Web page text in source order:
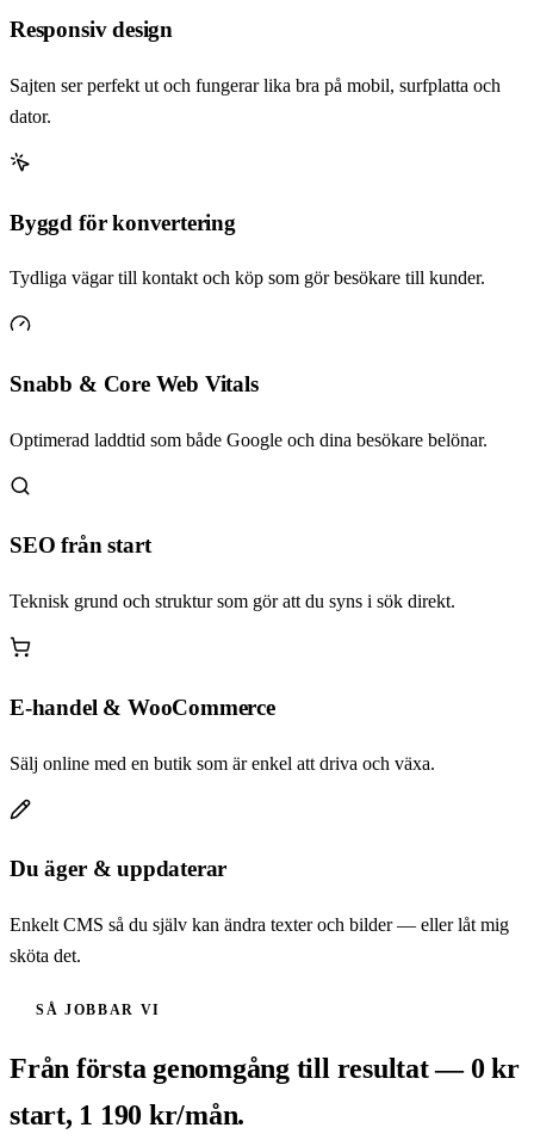
Responsiv design
Sajten ser perfekt ut och fungerar lika bra på mobil, surfplatta och
dator.
Byggd för konvertering
Tydliga vägar till kontakt och köp som gör besökare till kunder.
Snabb & Core Web Vitals
Optimerad laddtid som både Google och dina besökare belönar.
SEO från start
Teknisk grund och struktur som gör att du syns i sök direkt.
E-handel & WooCommerce
Sälj online med en butik som är enkel att driva och växa.
Du äger & uppdaterar
Enkelt CMS så du själv kan ändra texter och bilder — eller låt mig
sköta det.
SÅ JOBBAR VI
Från första genomgång till resultat — 0 kr
start, 1 190 kr/mån.